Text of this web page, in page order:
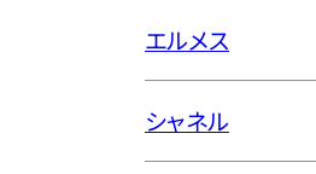
エルメス
シャネル